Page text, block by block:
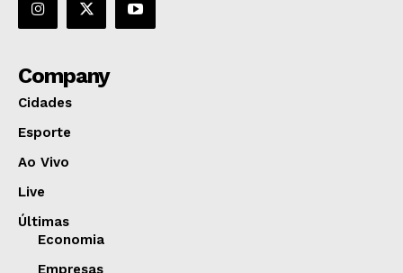
Company
Cidades
Esporte
Ao Vivo
Live
Últimas
Economia